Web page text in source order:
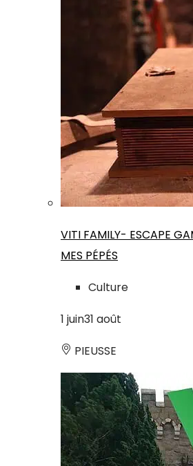
VITI FAMILY- ESCAPE
MES PÉPÉS
Culture
1 juin31 août
PIEUSSE